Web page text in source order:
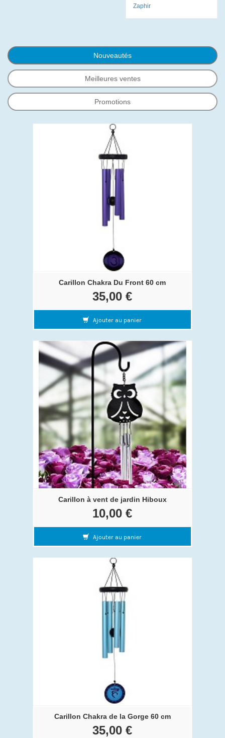
Zaphir
Nouveautés
Meilleures ventes
Promotions
Carillon Chakra Du Front 60 cm
35,00 €
Ajouter au panier
Carillon à vent de jardin Hiboux
10,00 €
Ajouter au panier
Carillon Chakra de la Gorge 60 cm
35,00 €